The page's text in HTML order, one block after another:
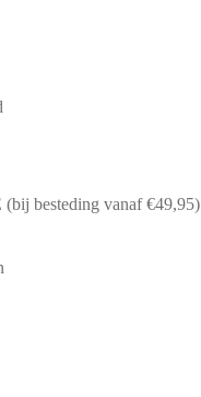
besteding vanaf €49,95)